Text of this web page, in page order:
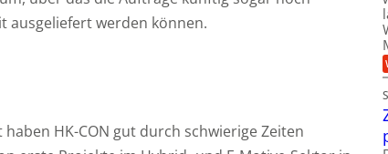
ausgeliefert werden können.
HK-CON gut durch schwierige Zeiten